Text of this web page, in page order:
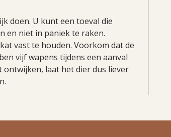
doen. U kunt een toeval die
en niet in paniek te raken.
vast te houden. Voorkom dat de
vijf wapens tijdens een aanval
ontwijken, laat het dier dus liever